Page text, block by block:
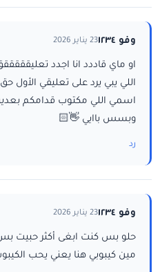
وفو ١٢٣٤ 23 يناير 2026
او ماي قاددد انا اجدد
اللي يبي يرد على تعليقي الأول
اسمي اللي مكتوب قدامكم بعدين
وبسس باايي 👋🏻
رد
وفو ١٢٣٤ 23 يناير 2026
حلو بس كنت ابغى أكثر حبيت
مين كيبوبي هنا يعني يحب